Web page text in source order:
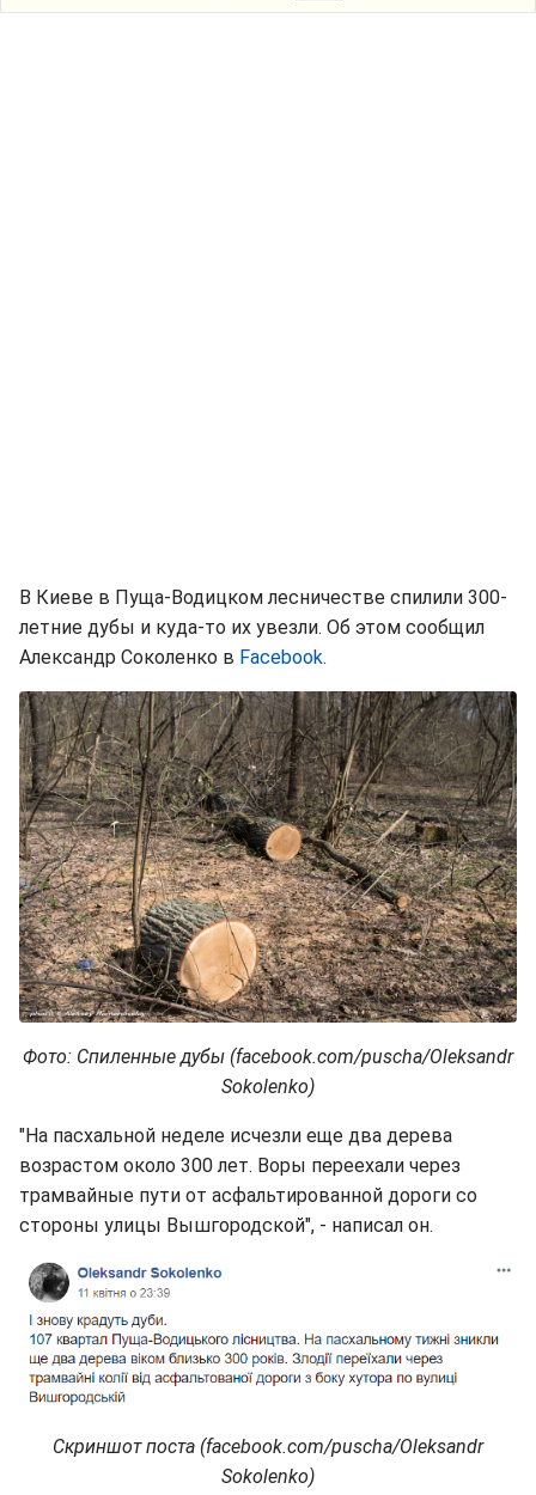
В Киеве в Пуща-Водицком лесничестве спилили 300-
летние дубы и куда-то их увезли. Об этом сообщил
Александр Соколенко в Facebook.
Фото: Спиленные дубы (facebook.com/puscha/Oleksandr
Sokolenko)
"На пасхальной неделе исчезли еще два дерева
возрастом около 300 лет. Воры переехали через
трамвайные пути от асфальтированной дороги со
стороны улицы Вышгородской", - написал он.
Скриншот поста (facebook.com/puscha/Oleksandr
Sokolenko)